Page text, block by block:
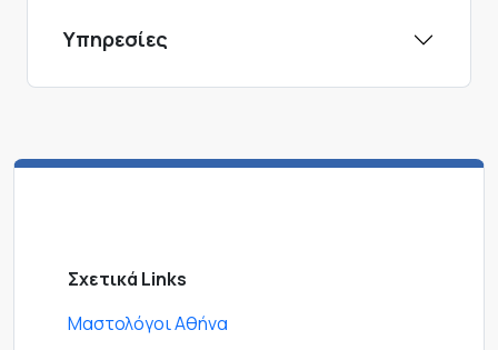
Υπηρεσίες
Σχετικά Links
Μαστολόγοι Αθήνα